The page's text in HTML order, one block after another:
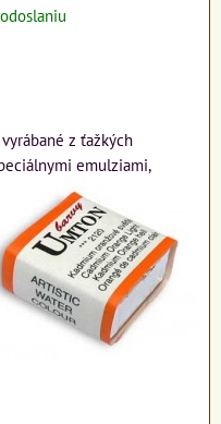
z ťažkých
emulziami,